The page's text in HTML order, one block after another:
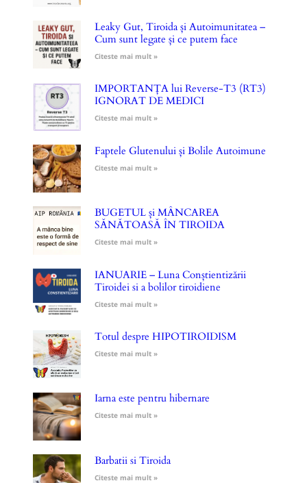
Leaky Gut, Tiroida și Autoimunitatea –
Cum sunt legate și ce putem face
Citeste mai mult »
IMPORTANȚA lui Reverse-T3 (RT3)
IGNORAT DE MEDICI
Citeste mai mult »
Faptele Glutenului și Bolile Autoimune
Citeste mai mult »
BUGETUL și MÂNCAREA
SĂNĂTOASĂ ÎN TIROIDA
Citeste mai mult »
IANUARIE – Luna Conștientizării
Tiroidei si a bolilor tiroidiene
Citeste mai mult »
Totul despre HIPOTIROIDISM
Citeste mai mult »
Iarna este pentru hibernare
Citeste mai mult »
Barbatii si Tiroida
Citeste mai mult »